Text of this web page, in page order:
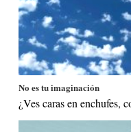
No es tu imaginación
¿Ves caras en enchufes,